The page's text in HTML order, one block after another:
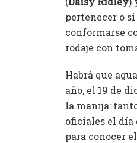
pertenecer o
conformarse
rodaje con
Habrá que
año, el 19 de
la manija:
oficiales el día
para conocer